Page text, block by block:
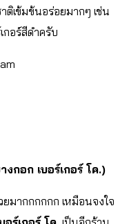
ติเข้มข้นอร่อยมากๆ เช่น
กอร์สีดำครับ
กอก เบอร์เกอร์ โค.)
มากกกกกก เหมือนจงใจ